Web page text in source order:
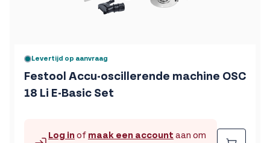
Levertijd op aanvraag
Festool Accu-oscillerende machine OSC
18 Li E-Basic Set
Log inof maak een account aan om